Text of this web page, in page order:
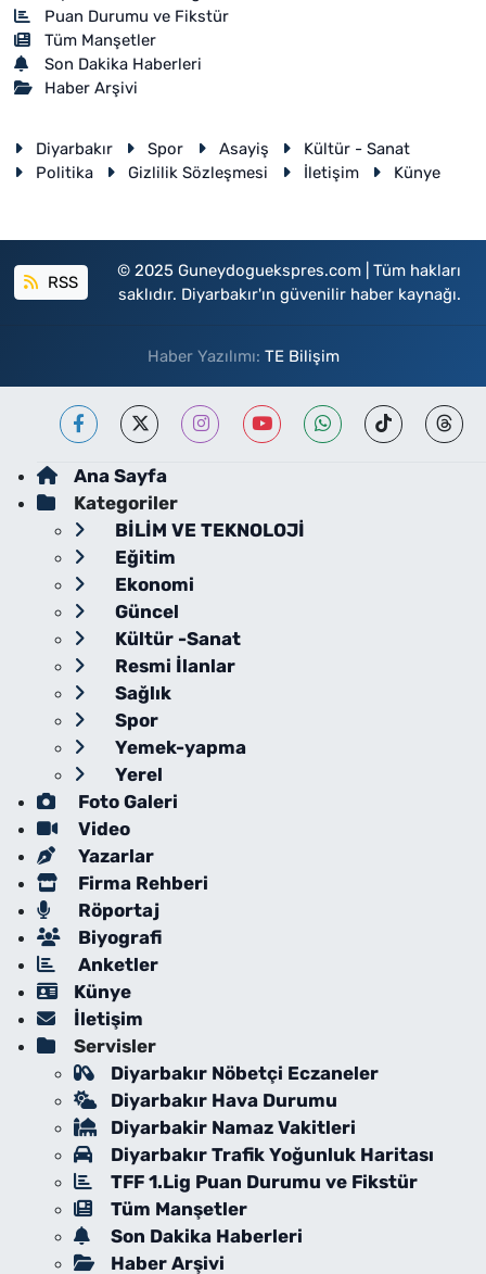
Puan Durumu ve Fikstür
Tüm Manşetler
Son Dakika Haberleri
Haber Arşivi
Diyarbakır Spor Asayiş
Kültür - Sanat
Politika
Gizlilik Sözleşmesi İletişim Künye
RSS
© 2025 Guneydoguekspres.com | Tüm hakları
saklıdır. Diyarbakır'ın güvenilir haber kaynağı.
Haber Yazılımı: TE Bilişim
Ana Sayfa
Kategoriler
BİLİM VE TEKNOLOJİ
Eğitim
Ekonomi
Güncel
Kültür -Sanat
Resmi İlanlar
Sağlık
Spor
Yemek-yapma
Yerel
Foto Galeri
Video
Yazarlar
Firma Rehberi
Röportaj
Biyografi
Anketler
Künye
İletişim
Servisler
Diyarbakır Nöbetçi Eczaneler
Diyarbakır Hava Durumu
Diyarbakir Namaz Vakitleri
Diyarbakır Trafik Yoğunluk Haritası
TFF 1.Lig Puan Durumu ve Fikstür
Tüm Manşetler
Son Dakika Haberleri
Haber Arşivi